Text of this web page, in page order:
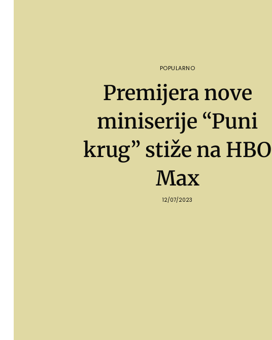
POPULARNO
Premijera nove
miniserije “Puni
krug” stiže na HBO
Max
12/07/2023